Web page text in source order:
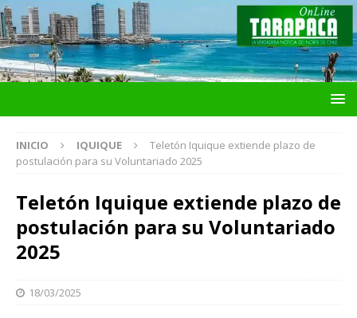
INICIO IQUIQUE
Teletón Iquique extiende plazo de
postulación para su Voluntariado 2025
Teletón Iquique extiende plazo de
postulación para su Voluntariado
2025
18/03/2025